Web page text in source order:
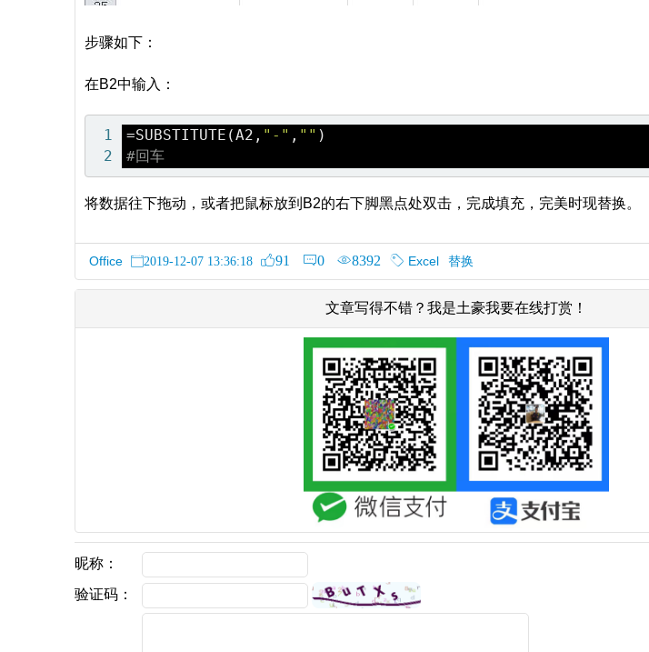
步骤如下：
在B2中输入：
=SUBSTITUTE(A2, "-" , "" )
#回车
将数据往下拖动，或者把鼠标放到B2的右下脚黑点处双击，完成填充，完美时现替换。
Office 2019-12-07 13:36:18 91 0 8392 Excel 替换
文章写得不错？我是土豪我要在线打赏！
昵称：
验证码：